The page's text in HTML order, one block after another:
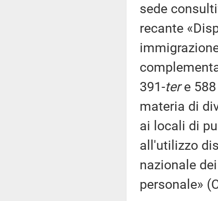
sede
recante
391-tere 588
materia di
ai locali di
all'utilizzo
nazionale
personale»